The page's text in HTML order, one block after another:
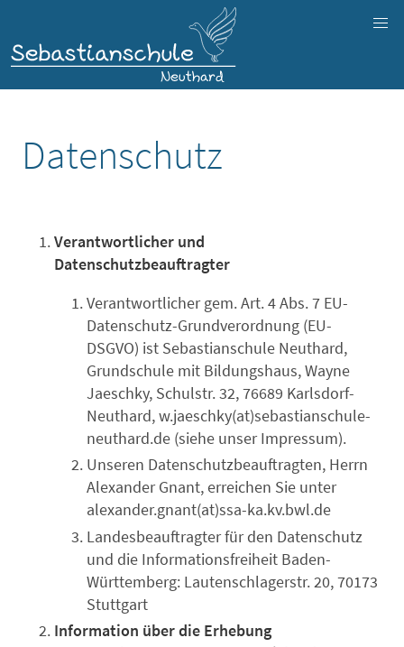
Datenschutz
Verantwortlicher und
Datenschutzbeauftragter
Verantwortlicher gem. Art. 4 Abs. 7 EU-
Datenschutz-Grundverordnung (EU-
DSGVO) ist Sebastianschule Neuthard,
Grundschule mit Bildungshaus, Wayne
Jaeschky, Schulstr. 32, 76689 Karlsdorf-
Neuthard, w.jaeschky(at)sebastianschule-
neuthard.de (siehe unser Impressum).
Unseren Datenschutzbeauftragten, Herrn
Alexander Gnant, erreichen Sie unter
alexander.gnant(at)ssa-ka.kv.bwl.de
Landesbeauftragter für den Datenschutz
und die Informationsfreiheit Baden-
Württemberg: Lautenschlagerstr. 20, 70173
Stuttgart
Information über die Erhebung